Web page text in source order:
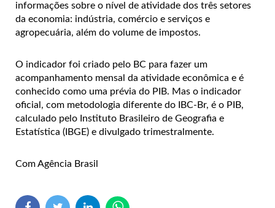
informações sobre o nível de atividade dos três setores
da economia: indústria, comércio e serviços e
agropecuária, além do volume de impostos.
O indicador foi criado pelo BC para fazer um
acompanhamento mensal da atividade econômica e é
conhecido como uma prévia do PIB. Mas o indicador
oficial, com metodologia diferente do IBC-Br, é o PIB,
calculado pelo Instituto Brasileiro de Geografia e
Estatística (IBGE) e divulgado trimestralmente.
Com Agência Brasil